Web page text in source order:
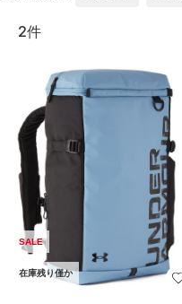
2件
SALE
在庫残り僅か